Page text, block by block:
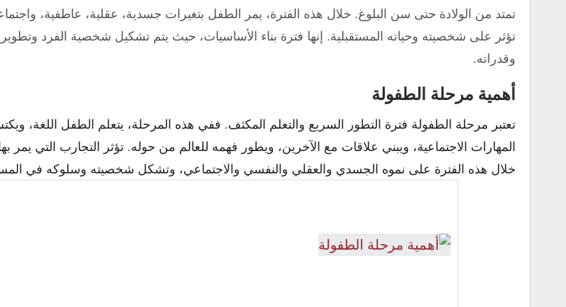
تمتد من الولادة حتى سن البلوغ. خلال هذه الفترة، يمر الطفل بتغيرات جسدية، عقلية، عاطفية،
تؤثر على شخصيته وحياته المستقبلية. إنها فترة بناء الأساسيات، حيث يتم تشكيل شخصية الفرد وتطوير
وقدراته.
أهمية مرحلة الطفولة
تعتبر مرحلة الطفولة فترة التطور السريع والتعلم المكثف. ففي هذه المرحلة، يتعلم الطفل اللغة،
المهارات الاجتماعية، ويبني علاقات مع الآخرين، ويطور فهمه للعالم من حوله. تؤثر التجارب التي يمر
خلال هذه الفترة على نموه الجسدي والعقلي والنفسي والاجتماعي، وتشكل شخصيته وسلوكه في